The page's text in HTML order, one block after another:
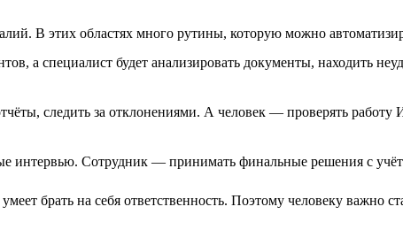
В этих областях много рутины, которую можно
а специалист будет анализировать документы, находить
следить за отклонениями. А человек — проверять работу
интервью. Сотрудник — принимать финальные решения с
брать на себя ответственность. Поэтому человеку важно